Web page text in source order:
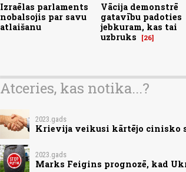
Izraēlas parlaments
nobalsojis par savu
atlaišanu
Vācija demonstrē
gatavību padoties
jebkuram, kas tai
uzbruks
26
Atceries, kas notika...?
2023.gads
Krievija veikusi kārtējo cinisko
2023.gads
Marks Feigins prognozē, kad